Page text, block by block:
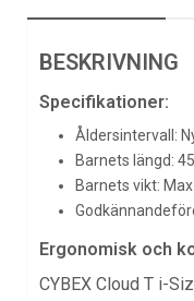
BESKRIVNING
Specifikationer:
Åldersintervall:
Barnets längd:
Barnets vikt:
Ergonomisk och
CYBEX Cloud T i-